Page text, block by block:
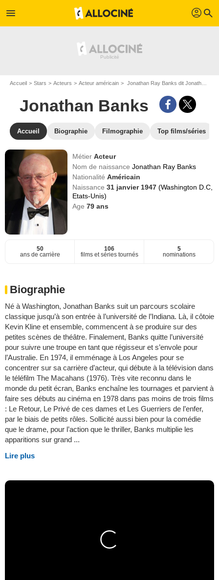
menu profil search
Accueil Stars Acteurs Acteur américain Jonathan Ray Banks dit Jonathan Banks
Jonathan Banks
Accueil Biographie Filmographie Top films/séries
MétierActeur
Nom de naissanceJonathan Ray Banks
NationalitéAméricain
Naissance31 janvier 1947(Washington D.C,
Etats-Unis)
Age79 ans
50
ans de carrière
106
films et séries tournés
5
nominations
Biographie
Né à Washington, Jonathan Banks suit un parcours scolaire
classique jusqu’à son entrée à l’université de l’Indiana. Là, il côtoie
Kevin Kline et ensemble, commencent à se produire sur des
petites scènes de théâtre. Finalement, Banks quitte l’université
pour suivre une troupe en tant que régisseur et s’envole pour
l’Australie. En 1974, il emménage à Los Angeles pour se
concentrer sur sa carrière d’acteur, qui débute à la télévision dans
le téléfilm The Macahans (1976). Très vite reconnu dans le
monde du petit écran, Banks enchaîne les tournages et parvient à
faire ses débuts au cinéma en 1978 dans pas moins de trois films
: Le Retour, Le Privé de ces dames et Les Guerriers de l’enfer,
par le biais de petits rôles. Sollicité aussi bien pour la comédie
que le drame, pour l’action que le thriller, Banks multiplie les
apparitions sur grand ...
Lire plus